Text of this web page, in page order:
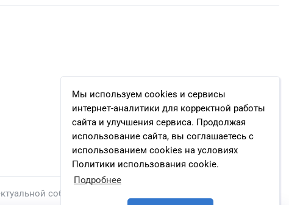
Мы используем cookies и сервисы
интернет-аналитики для корректной работы
сайта и улучшения сервиса. Продолжая
использование сайта, вы соглашаетесь с
использованием cookies на условиях
Политики использования cookie.
Подробнее
собственности.